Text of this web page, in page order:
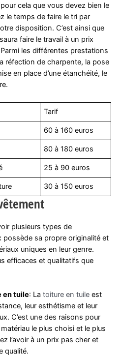
pour cela que vous devez bien le
le temps de faire le tri par
disposition. C’est ainsi que
faire le travail à un prix
les différentes prestations
réfection de charpente, la pose
en place d’une étanchéité, le
Tarif
60 à 160 euros
80 à 180 euros
25 à 90 euros
30 à 150 euros
plusieurs types de
possède sa propre originalité et
uniques en leur genre.
efficaces et qualitatifs que
en tuile: La toiture en tuileest
leur esthétisme et leur
C’est une des raisons pour
matériau le plus choisi et le plus
l’avoir à un prix pas cher et
qualité.